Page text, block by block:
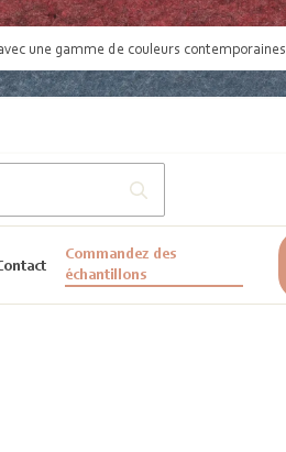
avec une gamme de couleurs contemporaines
Commandez des
échantillons